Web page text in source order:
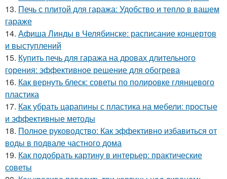
13. Печь с плитой для гаража: Удобство и тепло в вашем
гараже
14. Афиша Линды в Челябинске: расписание концертов
и выступлений
15. Купить печь для гаража на дровах длительного
горения: эффективное решение для обогрева
16. Как вернуть блеск: советы по полировке глянцевого
пластика
17. Как убрать царапины с пластика на мебели: простые
и эффективные методы
18. Полное руководство: Как эффективно избавиться от
воды в подвале частного дома
19. Как подобрать картину в интерьер: практические
советы